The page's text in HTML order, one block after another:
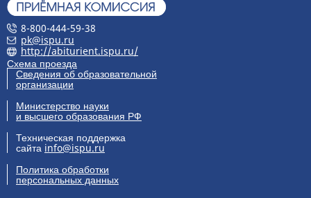
8-800-444-59-38
pk@ispu.ru
http://abiturient.ispu.ru/
Схема проезда
Сведения об образовательной
организации
Министерство науки
и высшего образования РФ
Техническая поддержка
сайта info@ispu.ru
Политика обработки
персональных данных